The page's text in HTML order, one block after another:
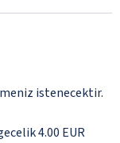
istenecektir.
4.00 EUR